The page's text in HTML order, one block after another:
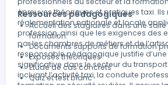
épreuves théoriques et pratiques taxi. Ils
réglementation nationale et locale
profession, ainsi que les exigences des
par les chambres de métiers et de
responsable pédagogique justifie
significative dans le secteur du
incluant l’activité taxi, la conduite
Ressources pédagogiques
Accueil des stagiaires dans une
formation.
Documents supports de formation
Exposés théoriques
Etude de cas concrets
Quiz et test blanc